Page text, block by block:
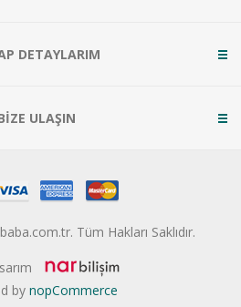
DETAYLARIM
ULAŞIN
Tüm Hakları Saklıdır.
by nopCommerce